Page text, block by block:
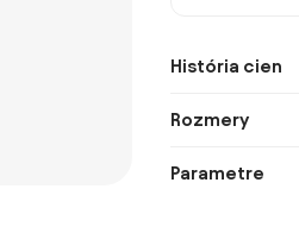
História cien
Rozmery
Parametre